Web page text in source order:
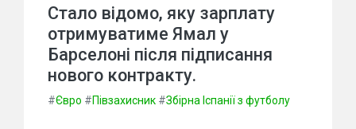
Стало відомо, яку зарплату
отримуватиме Ямал у
Барселоні після підписання
нового контракту.
#Євро #Півзахисник #Збірна Іспанії з футболу